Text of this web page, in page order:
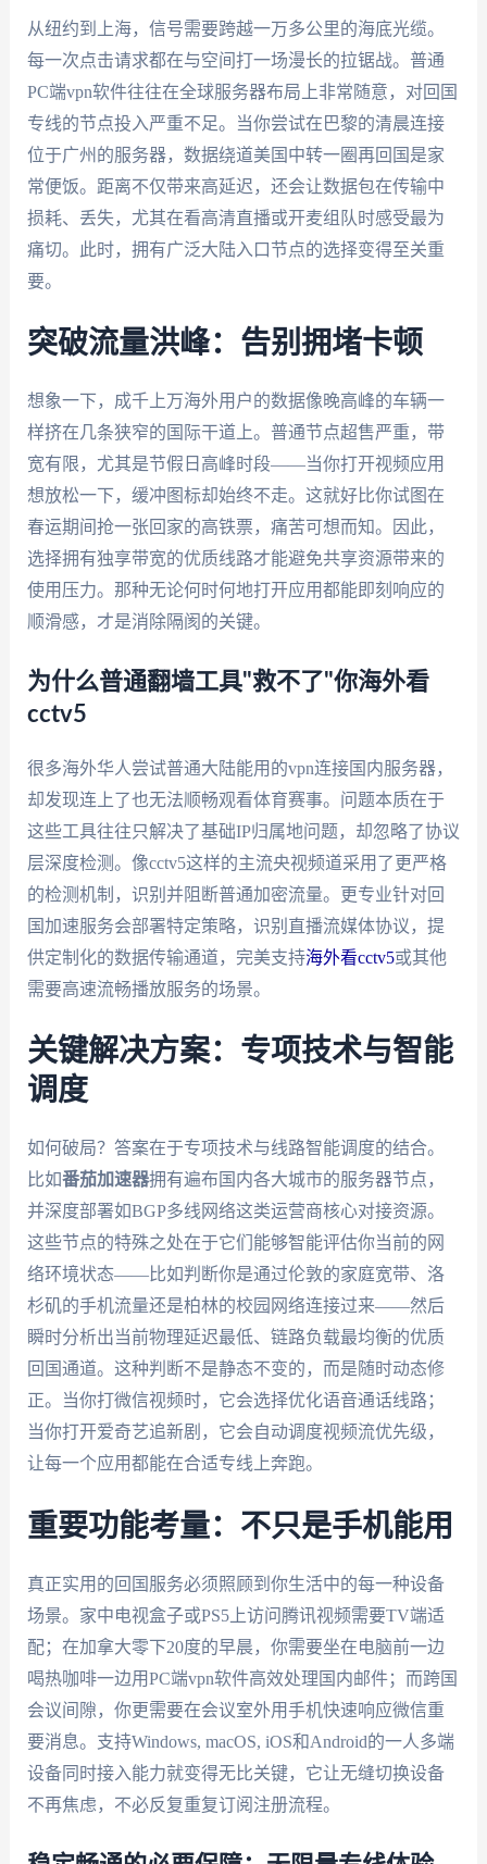
从纽约到上海，信号需要跨越一万多公里的海底光缆。
每一次点击请求都在与空间打一场漫长的拉锯战。普通
PC端vpn软件往往在全球服务器布局上非常随意，对回国
专线的节点投入严重不足。当你尝试在巴黎的清晨连接
位于广州的服务器，数据绕道美国中转一圈再回国是家
常便饭。距离不仅带来高延迟，还会让数据包在传输中
损耗、丢失，尤其在看高清直播或开麦组队时感受最为
痛切。此时，拥有广泛大陆入口节点的选择变得至关重
要。
突破流量洪峰：告别拥堵卡顿
想象一下，成千上万海外用户的数据像晚高峰的车辆一
样挤在几条狭窄的国际干道上。普通节点超售严重，带
宽有限，尤其是节假日高峰时段——当你打开视频应用
想放松一下，缓冲图标却始终不走。这就好比你试图在
春运期间抢一张回家的高铁票，痛苦可想而知。因此，
选择拥有独享带宽的优质线路才能避免共享资源带来的
使用压力。那种无论何时何地打开应用都能即刻响应的
顺滑感，才是消除隔阂的关键。
为什么普通翻墙工具"救不了"你海外看
cctv5
很多海外华人尝试普通大陆能用的vpn连接国内服务器，
却发现连上了也无法顺畅观看体育赛事。问题本质在于
这些工具往往只解决了基础IP归属地问题，却忽略了协议
层深度检测。像cctv5这样的主流央视频道采用了更严格
的检测机制，识别并阻断普通加密流量。更专业针对回
国加速服务会部署特定策略，识别直播流媒体协议，提
供定制化的数据传输通道，完美支持海外看cctv5或其他
需要高速流畅播放服务的场景。
关键解决方案：专项技术与智能
调度
如何破局？答案在于专项技术与线路智能调度的结合。
比如番茄加速器拥有遍布国内各大城市的服务器节点，
并深度部署如BGP多线网络这类运营商核心对接资源。
这些节点的特殊之处在于它们能够智能评估你当前的网
络环境状态——比如判断你是通过伦敦的家庭宽带、洛
杉矶的手机流量还是柏林的校园网络连接过来——然后
瞬时分析出当前物理延迟最低、链路负载最均衡的优质
回国通道。这种判断不是静态不变的，而是随时动态修
正。当你打微信视频时，它会选择优化语音通话线路；
当你打开爱奇艺追新剧，它会自动调度视频流优先级，
让每一个应用都能在合适专线上奔跑。
重要功能考量：不只是手机能用
真正实用的回国服务必须照顾到你生活中的每一种设备
场景。家中电视盒子或PS5上访问腾讯视频需要TV端适
配；在加拿大零下20度的早晨，你需要坐在电脑前一边
喝热咖啡一边用PC端vpn软件高效处理国内邮件；而跨国
会议间隙，你更需要在会议室外用手机快速响应微信重
要消息。支持Windows, macOS, iOS和Android的一人多端
设备同时接入能力就变得无比关键，它让无缝切换设备
不再焦虑，不必反复重复订阅注册流程。